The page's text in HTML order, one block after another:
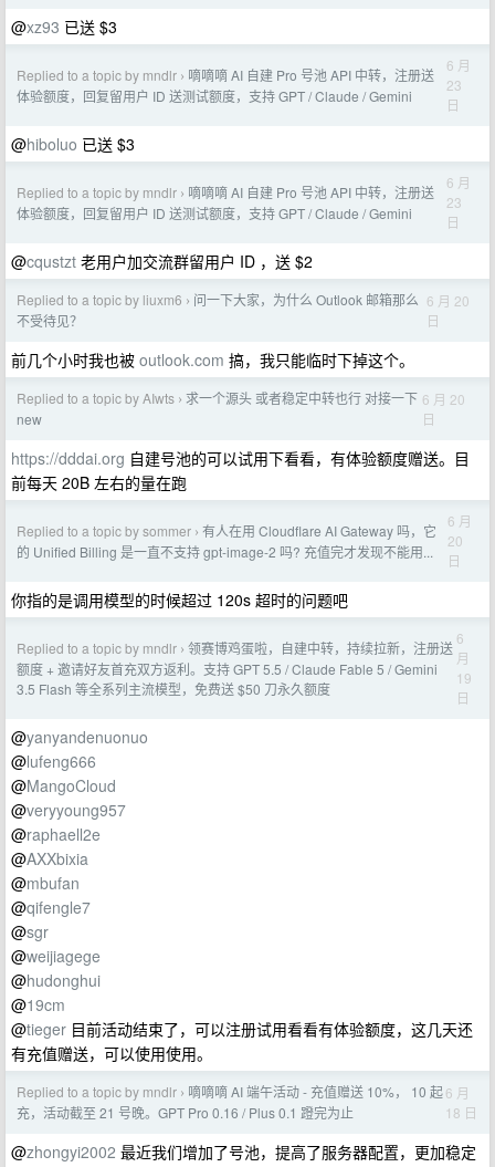
@xz93 已送 $3
Replied to a topic by mndlr › 嘀嘀嘀 AI 自建 Pro 号池 API 中转，注册送
体验额度，回复留用户 ID 送测试额度，支持 GPT / Claude / Gemini
6 月
23
日
@hiboluo 已送 $3
Replied to a topic by mndlr › 嘀嘀嘀 AI 自建 Pro 号池 API 中转，注册送
体验额度，回复留用户 ID 送测试额度，支持 GPT / Claude / Gemini
6 月
23
日
@cqustzt 老用户加交流群留用户 ID ，送 $2
Replied to a topic by liuxm6 › 问一下大家，为什么 Outlook 邮箱那么
不受待见？
6 月 20
日
前几个小时我也被 outlook.com 搞，我只能临时下掉这个。
Replied to a topic by AIwts › 求一个源头 或者稳定中转也行 对接一下
new
6 月 20
日
https://dddai.org 自建号池的可以试用下看看，有体验额度赠送。目
前每天 20B 左右的量在跑
Replied to a topic by sommer › 有人在用 Cloudflare AI Gateway 吗，它
的 Unified Billing 是一直不支持 gpt-image-2 吗? 充值完才发现不能用...
6 月
20
日
你指的是调用模型的时候超过 120s 超时的问题吧
Replied to a topic by mndlr › 领赛博鸡蛋啦，自建中转，持续拉新，注册送
额度 + 邀请好友首充双方返利。支持 GPT 5.5 / Claude Fable 5 / Gemini
3.5 Flash 等全系列主流模型，免费送 $50 刀永久额度
6
月
19
日
@yanyandenuonuo
@lufeng666
@MangoCloud
@veryyoung957
@raphaell2e
@AXXbixia
@mbufan
@qifengle7
@sgr
@weijiagege
@hudonghui
@19cm
@tieger 目前活动结束了，可以注册试用看看有体验额度，这几天还
有充值赠送，可以使用使用。
Replied to a topic by mndlr › 嘀嘀嘀 AI 端午活动 - 充值赠送 10%， 10 起
充，活动截至 21 号晚。GPT Pro 0.16 / Plus 0.1 蹬完为止
6 月
18 日
@zhongyi2002 最近我们增加了号池，提高了服务器配置，更加稳定